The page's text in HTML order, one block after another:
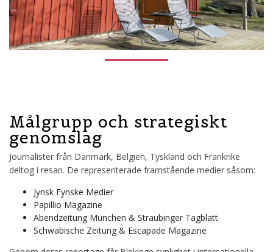
Målgrupp och strategiskt
genomslag
Journalister från Danmark, Belgien, Tyskland och Frankrike
deltog i resan. De representerade framstående medier såsom:
Jynsk Fynske Medier
Papillio Magazine
Abendzeitung München & Straubinger Tagblatt
Schwäbische Zeitung & Escapade Magazine